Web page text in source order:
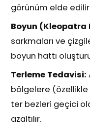
görünüm elde
Boyun (Kleopatra
sarkmaları ve
boyun hattı
Terleme Tedavisi:
bölgelere (özellikle
ter bezleri geçici
azaltılır.